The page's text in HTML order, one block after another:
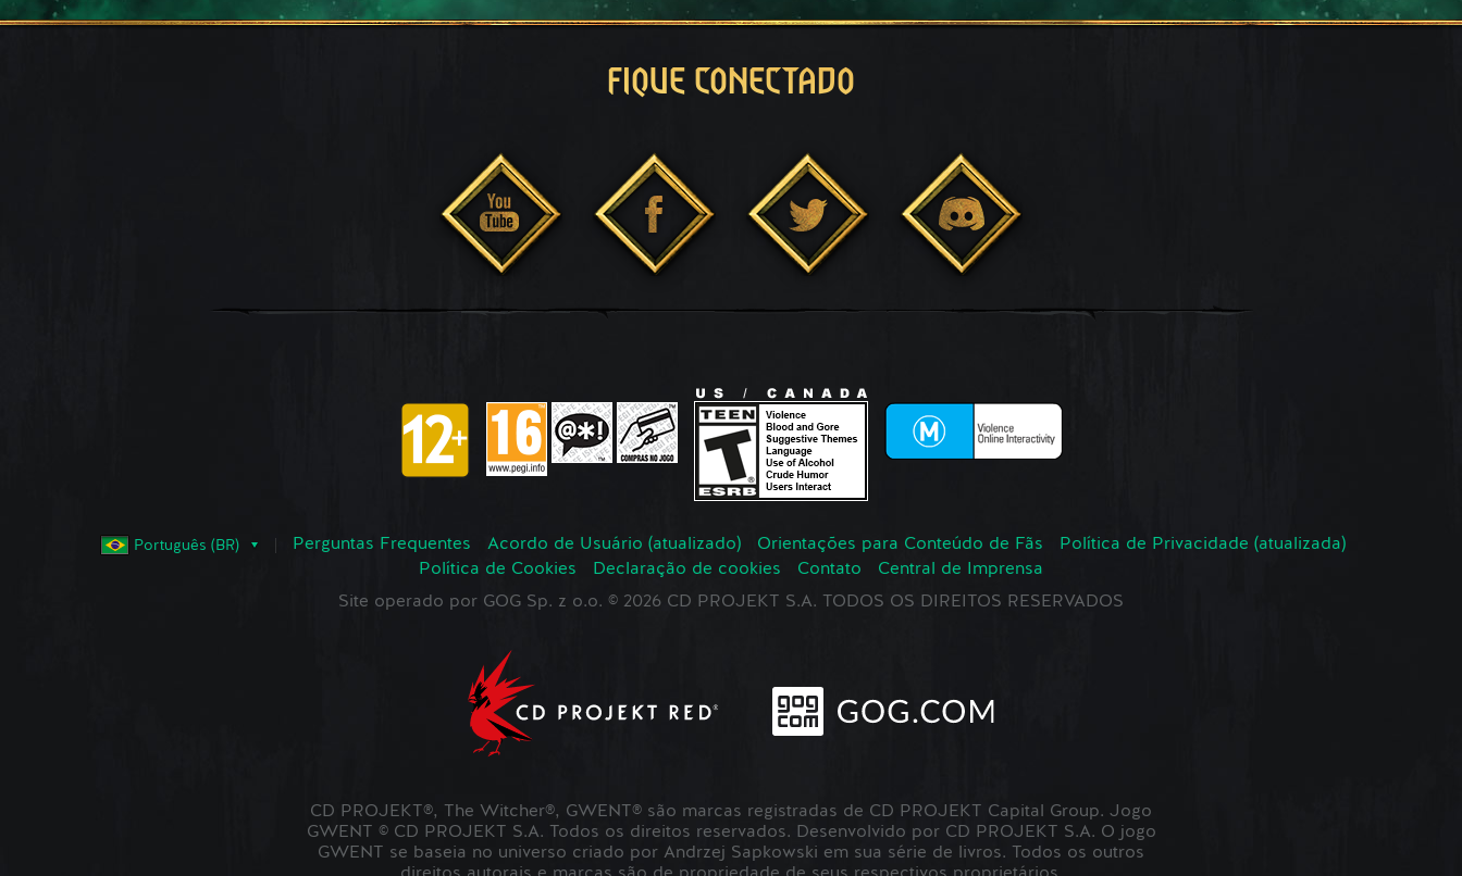
FIQUE CONECTADO
Português (BR) Perguntas Frequentes Acordo de Usuário (atualizado) Orientações para Conteúdo de Fãs
Política de Privacidade (atualizada)
Política de Cookies
Declaração de cookies Contato
Central de Imprensa
Site operado por GOG Sp. z o.o. © 2026 CD PROJEKT S.A. TODOS OS DIREITOS RESERVADOS
CD PROJEKT®, The Witcher®, GWENT® são marcas registradas de CD PROJEKT Capital Group. Jogo
GWENT © CD PROJEKT S.A. Todos os direitos reservados. Desenvolvido por CD PROJEKT S.A. O jogo
GWENT se baseia no universo criado por Andrzej Sapkowski em sua série de livros. Todos os outros